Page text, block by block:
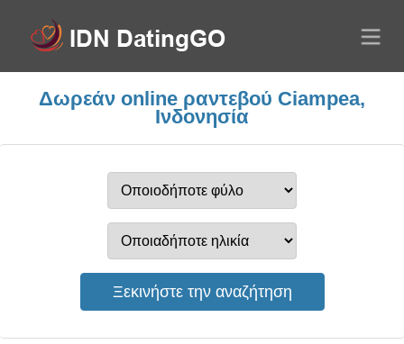
Δωρεάν online ραντεβού Ciampea,
Ινδονησία